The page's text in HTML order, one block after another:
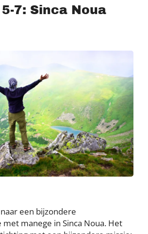
5-7: Sinca Noua
een bijzondere
manege in Sinca Noua. Het